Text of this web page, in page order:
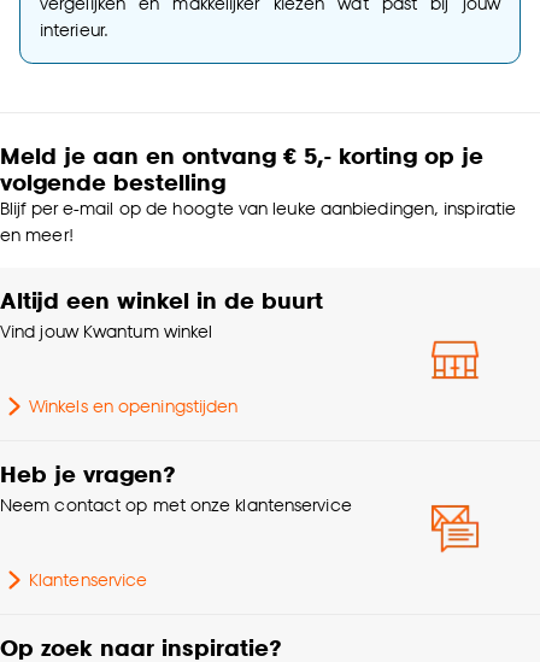
interieur.
Meld je aan en ontvang € 5,- korting op je
volgende bestelling
Blijf per e-mail op de hoogte van leuke aanbiedingen, inspiratie
en meer!
Altijd een winkel in de buurt
Vind jouw Kwantum winkel
Winkels en openingstijden
Heb je vragen?
Neem contact op met onze klantenservice
Klantenservice
Op zoek naar inspiratie?